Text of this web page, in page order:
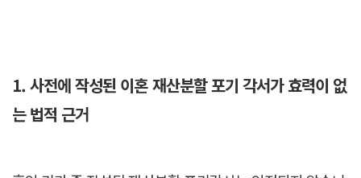
1. 사전에 작성된 이혼 재산분할 포기 각서가 효력이 없
는 법적 근거